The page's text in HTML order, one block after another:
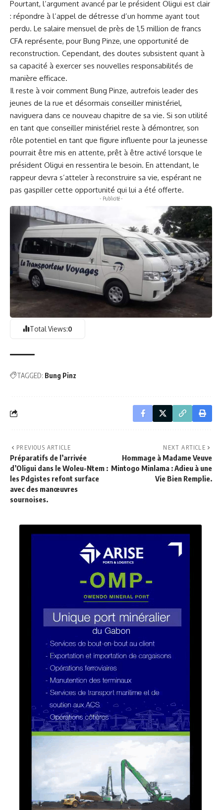
Pourtant, l’argument avancé par le président Oligui est clair
: répondre à l’appel de détresse d’un homme ayant tout
perdu. Le salaire mensuel de près de 1,5 million de francs
CFA représente, pour Bung Pinze, une opportunité de
reconstruction. Cependant, des doutes subsistent quant à
sa capacité à exercer ses nouvelles responsabilités de
manière efficace.
Il reste à voir comment Bung Pinze, autrefois leader des
jeunes de la rue et désormais conseiller ministériel,
naviguera dans ce nouveau chapitre de sa vie. Si son utilité
en tant que conseiller ministériel reste à démontrer, son
rôle potentiel en tant que figure influente pour la jeunesse
pourrait être mis en attente, prêt à être activé lorsque le
président Oligui en ressentira le besoin. En attendant, le
rappeur devra s’atteler à reconstruire sa vie, espérant ne
pas gaspiller cette opportunité qui lui a été offerte.
- Publicité -
Total Views:0
TAGGED: Bung Pinz
PREVIOUS ARTICLE
Préparatifs de l’arrivée
d’Oligui dans le Woleu-Ntem :
les Pdgistes refont surface
avec des manœuvres
sournoises.
NEXT ARTICLE
Hommage à Madame Veuve
Mintogo Minlama : Adieu à une
Vie Bien Remplie.